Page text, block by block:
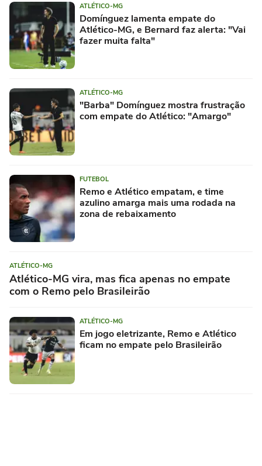
ATLÉTICO-MG
Domínguez lamenta empate do
Atlético-MG, e Bernard faz alerta: "Vai
fazer muita falta"
ATLÉTICO-MG
"Barba" Domínguez mostra frustração
com empate do Atlético: "Amargo"
FUTEBOL
Remo e Atlético empatam, e time
azulino amarga mais uma rodada na
zona de rebaixamento
ATLÉTICO-MG
Atlético-MG vira, mas fica apenas no empate
com o Remo pelo Brasileirão
ATLÉTICO-MG
Em jogo eletrizante, Remo e Atlético
ficam no empate pelo Brasileirão